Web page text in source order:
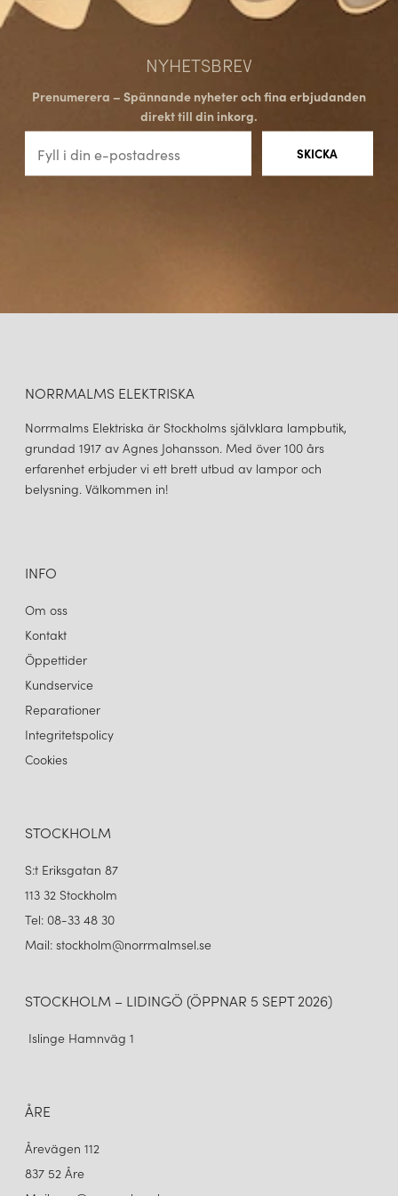
NYHETSBREV
Prenumerera – Spännande nyheter och fina erbjudanden
direkt till din inkorg.
NORRMALMS ELEKTRISKA
Norrmalms Elektriska är Stockholms självklara lampbutik,
grundad 1917 av Agnes Johansson. Med över 100 års
erfarenhet erbjuder vi ett brett utbud av lampor och
belysning. Välkommen in!
INFO
Om oss
Kontakt
Öppettider
Kundservice
Reparationer
Integritetspolicy
Cookies
STOCKHOLM
S:t Eriksgatan 87
113 32 Stockholm
Tel: 08-33 48 30
Mail: stockholm@norrmalmsel.se
STOCKHOLM – LIDINGÖ (ÖPPNAR 5 SEPT 2026)
Islinge Hamnväg 1
ÅRE
Årevägen 112
837 52 Åre